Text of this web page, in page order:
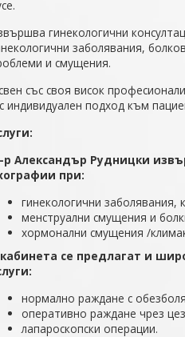
гинекологични
заболявания,
и смущения.
със своя висок
индивидуален подход към
Александър Рудницки
при:
гинекологични
менструални смущения и
хормонални смущения /
се предлагат и
нормално раждане с
оперативно раждане чрез
лапароскопски операции.